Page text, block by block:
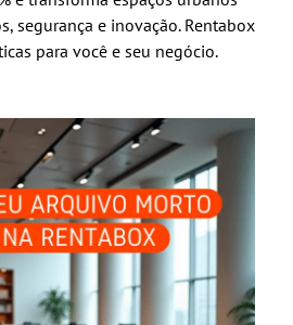
segurança e inovação. Rentabox
para você e seu negócio.